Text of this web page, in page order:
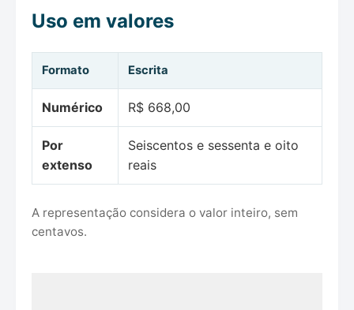
Uso em valores
Formato Escrita
Numérico R$ 668,00
Por
extenso
Seiscentos e sessenta e oito
reais
A representação considera o valor inteiro, sem
centavos.